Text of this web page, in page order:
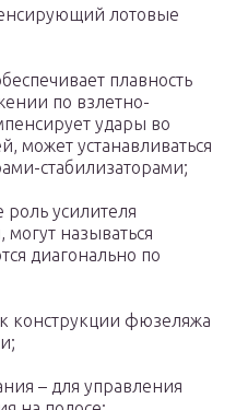
лотовые
плавность
по взлетно-
удары во
может устанавливаться
стабилизаторами;
усилителя
могут называться
диагонально по
конструкции фюзеляжа
– для управления